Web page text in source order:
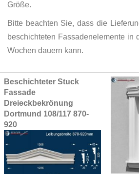
Größe.
Bitte beachten Sie, dass die
beschichteten Fassadenelemente in
Wochen dauern kann.
Grouped
product
items
Beschichteter Stuck
Fassade
Dreieckbekrönung
Dortmund 108/117 870-
920